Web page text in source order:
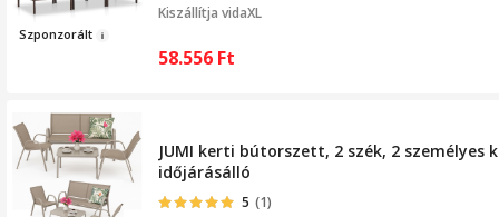
Szponzorált
Kiszállítja vidaXL
58.556 Ft
JUMI kerti bútorszett, 2 szék, 2 személyes
időjárásálló
5 (1)